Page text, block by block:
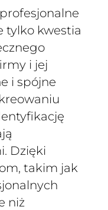
tylko kwestia
i jej
i spójne
Dzięki
takim jak
niż